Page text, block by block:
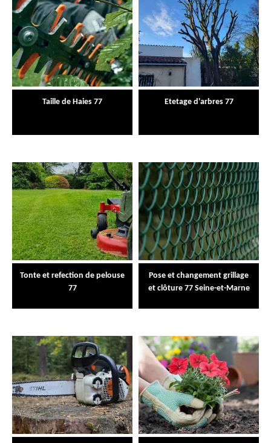
Taille de Haies 77 Etetage d'arbres 77
Tonte et refection de pelouse
77
Pose et changement grillage
et clôture 77 Seine-et-Marne